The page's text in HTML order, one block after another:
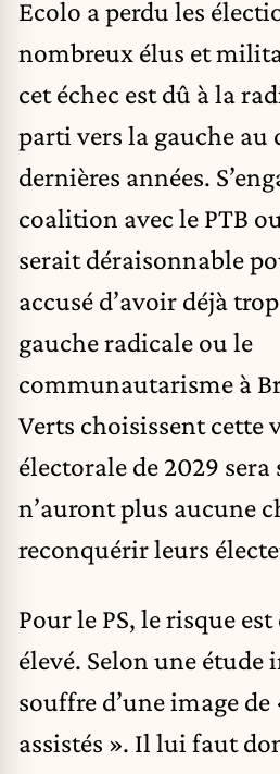
Ecolo a perdu les
nombreux élus et
cet échec est dû à la
parti vers la gauche au
dernières années.
coalition avec le PTB
serait déraisonnable
accusé d’avoir déjà
gauche radicale ou le
communautarisme à
Verts choisissent cette
électorale de 2029 sera
n’auront plus aucune
reconquérir leurs
Pour le PS, le risque
élevé. Selon une étude
souffre d’une image de
assistés ». Il lui faut